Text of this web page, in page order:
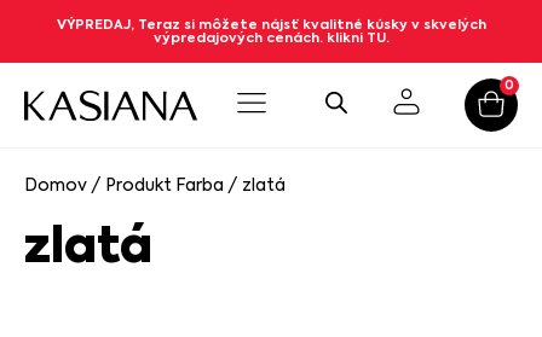
VÝPREDAJ, Teraz si môžete nájsť kvalitné kúsky v skvelých
výpredajových cenách. klikni TU.
0
Domov / Produkt Farba / zlatá
zlatá